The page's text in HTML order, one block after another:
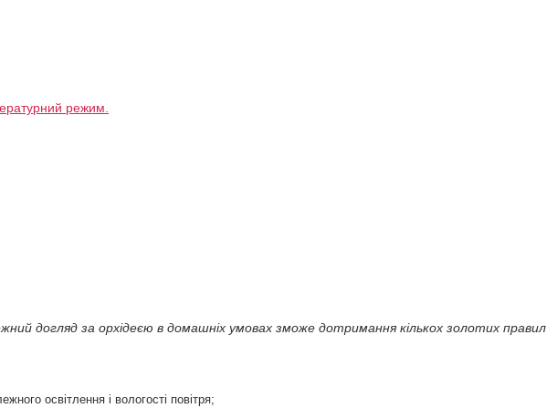
режим.
догляд за орхідеєю в домашніх умовах зможе дотримання кількох золотих правил
освітлення і вологості повітря;